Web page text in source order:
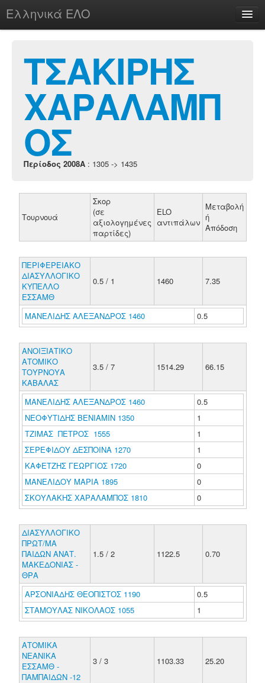
Ελληνικά ΕΛΟ
chesstu.be @ discord
Login
ΤΣΑΚΙΡΗΣ
ΧΑΡΑΛΑΜΠ
ΟΣ
Περίοδος 2008A : 1305 -> 1435
Τουρνουά
Σκορ
(σε
αξιολογημένες
παρτίδες)
ELO
αντιπάλων
Μεταβολή
ή
Απόδοση
ΠΕΡΙΦΕΡΕΙΑΚΟ
ΔΙΑΣΥΛΛΟΓΙΚΟ
ΚΥΠΕΛΛΟ
ΕΣΣΑΜΘ
0.5 / 1 1460 7.35
ΜΑΝΕΛΙΔΗΣ ΑΛΕΞΑΝΔΡΟΣ 1460 0.5
ΑΝΟΙΞΙΑΤΙΚΟ
ΑΤΟΜΙΚΟ
ΤΟΥΡΝΟΥΑ
ΚΑΒΑΛΑΣ
3.5 / 7 1514.29 66.15
ΜΑΝΕΛΙΔΗΣ ΑΛΕΞΑΝΔΡΟΣ 1460
0.5
ΝΕΟΦΥΤΙΔΗΣ ΒΕΝΙΑΜΙΝ 1350
1
ΤΖΙΜΑΣ ΠΕΤΡΟΣ 1555
1
ΣΕΡΕΦΙΔΟΥ ΔΕΣΠΟΙΝΑ 1270
1
ΚΑΦΕΤΖΗΣ ΓΕΩΡΓΙΟΣ 1720
0
ΜΑΝΕΛΙΔΟΥ ΜΑΡΙΑ 1895
0
ΣΚΟΥΛΑΚΗΣ ΧΑΡΑΛΑΜΠΟΣ 1810
0
ΔΙΑΣΥΛΛΟΓΙΚΟ
ΠΡΩΤ/ΜΑ
ΠΑΙΔΩΝ ΑΝΑΤ.
ΜΑΚΕΔΟΝΙΑΣ -
ΘΡΑ
1.5 / 2 1122.5 0.70
ΑΡΣΟΝΙΑΔΗΣ ΘΕΟΠΙΣΤΟΣ 1190
0.5
ΣΤΑΜΟΥΛΑΣ ΝΙΚΟΛΑΟΣ 1055
1
ΑΤΟΜΙΚΑ
ΝΕΑΝΙΚΑ
ΕΣΣΑΜΘ -
ΠΑΜΠΑΙΔΩΝ -12
3 / 3 1103.33 25.20